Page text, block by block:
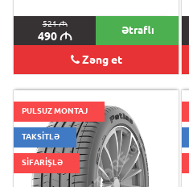
521M
490M Ətraflı
Zəng et
PULSUZ MONTAJ
TAKSİTLƏ
SİFARİŞLƏ